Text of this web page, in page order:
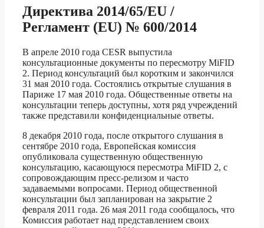
Директива 2014/65/EU /
Регламент (EU) № 600/2014
В апреле 2010 года CESR выпустила
консультационные документы по пересмотру MiFID
2. Период консультаций был коротким и закончился
31 мая 2010 года. Состоялись открытые слушания в
Париже 17 мая 2010 года. Общественные ответы на
консультации теперь доступны, хотя ряд учреждений
также представили конфиденциальные ответы.
8 декабря 2010 года, после открытого слушания в
сентябре 2010 года, Европейская комиссия
опубликовала существенную общественную
консультацию, касающуюся пересмотра MiFID 2, с
сопровождающим пресс-релизом и часто
задаваемыми вопросами. Период общественной
консультации был запланирован на закрытие 2
февраля 2011 года. 26 мая 2011 года сообщалось, что
Комиссия работает над представлением своих